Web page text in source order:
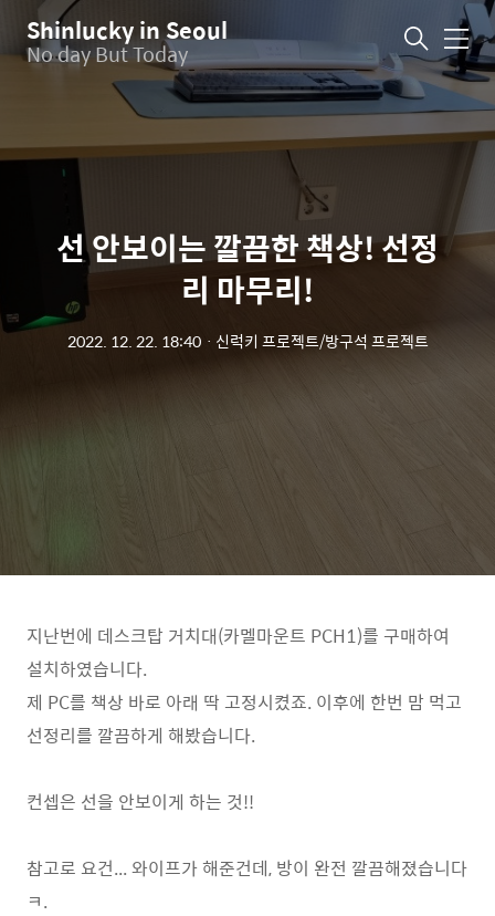
Shinlucky in Seoul
No day But Today 메
뉴
선 안보이는 깔끔한 책상! 선정
리 마무리!
2022. 12. 22. 18:40ㆍ 신럭키 프로젝트/방구석 프로젝트
지난번에 데스크탑 거치대(카멜마운트 PCH1)를 구매하여
설치하였습니다.
제 PC를 책상 바로 아래 딱 고정시켰죠. 이후에 한번 맘 먹고
선정리를 깔끔하게 해봤습니다.
컨셉은 선을 안보이게 하는 것!!
참고로 요건... 와이프가 해준건데, 방이 완전 깔끔해졌습니다
ㅋ.